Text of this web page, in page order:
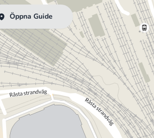
Öppna Guide